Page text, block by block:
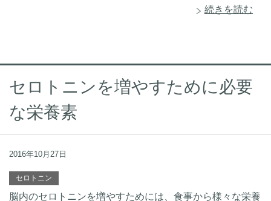
続きを読む
セロトニンを増やすために必要
な栄養素
2016年10月27日
セロトニン
脳内のセロトニンを増やすためには、食事から様々な栄養